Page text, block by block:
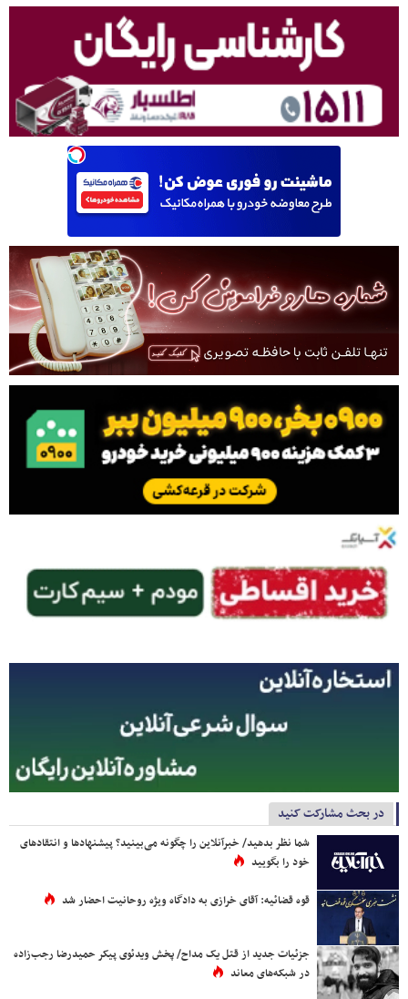
در بحث مشارکت کنید
شما نظر بدهید/ خبرآنلاین را چگونه می‌بینید؟ پیشنهادها و انتقادهای
خود را بگویید
قوه قضائیه: آقای خرازی به دادگاه ویژه روحانیت احضار شد
جزئیات جدید از قتل یک مداح/ پخش ویدئوی پیکر حمیدرضا رجب‌زاده
در شبکه‌های معاند